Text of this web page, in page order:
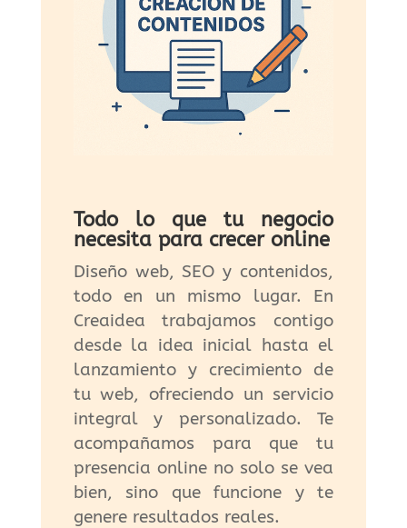
Todo lo que tu negocio
necesita para crecer online
Diseño web, SEO y contenidos,
todo en un mismo lugar. En
Creaidea trabajamos contigo
desde la idea inicial hasta el
lanzamiento y crecimiento de
tu web, ofreciendo un servicio
integral y personalizado. Te
acompañamos para que tu
presencia online no solo se vea
bien, sino que funcione y te
genere resultados reales.